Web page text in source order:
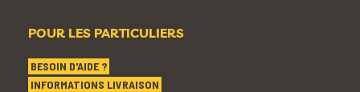
POUR LES PARTICULIERS
BESOIN D'AIDE ?
INFORMATIONS LIVRAISON